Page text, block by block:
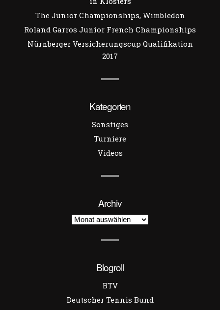
The Junior Championships, Wimbledon
Roland Garros Junior French Championships
Nürnberger Versicherungscup Qualifikation
2017
Kategorien
Sonstiges
Turniere
Videos
Archiv
Archiv
Blogroll
BTV
Deutscher Tennis Bund